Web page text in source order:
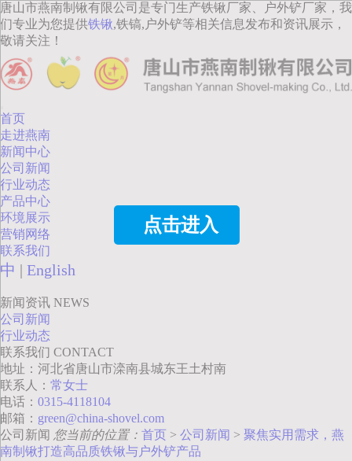
点击进入
唐山市燕南制锹有限公司是专门生产铁锹厂家、户外铲厂家，我
们专业为您提供铁锹,铁镐,户外铲等相关信息发布和资讯展示，
敬请关注！
首页
走进燕南
新闻中心
公司新闻
行业动态
产品中心
环境展示
营销网络
联系我们
中 | English
新闻资讯 NEWS
公司新闻
行业动态
联系我们 CONTACT
地址：河北省唐山市滦南县城东王土村南
联系人： 常女士
电话： 0315-4118104
邮箱： green@china-shovel.com
公司新闻 您当前的位置： 首页 > 公司新闻 > 聚焦实用需求，燕
南制锹打造高品质铁锹与户外铲产品